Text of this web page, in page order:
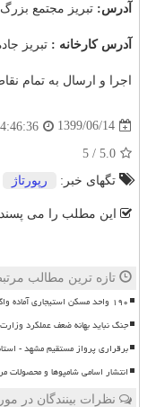
آدرس: تبریز مجتمع بزرگ
آدرس کارخانه : تبریز
اجرا و ارسال به تمام
1399/06/14
5.0
/
5
تگهای خبر:
رپورتاژ
این مطلب را می
تازه ترین مطالب
۱۹۰ واحد مسکن استیجاری آماده واگذاری به زوج های جوان است
جنگ نباید بهانه ضعف عملکرد
برقراری پرواز مستقیم مشهد -
انتشار اسامی شامپوها و محصولات
نظرات بینندگان در